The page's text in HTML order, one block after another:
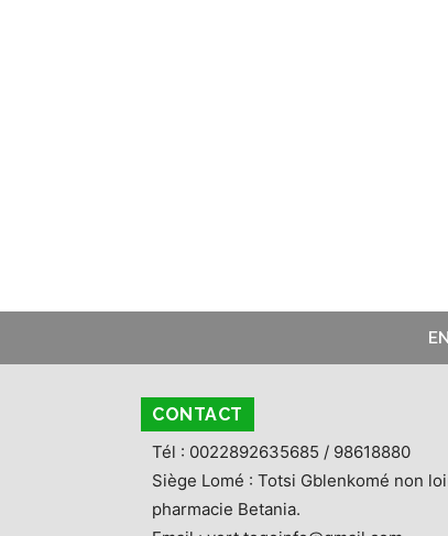
CONTACT
Tél : 0022892635685 / 98618880
Siège Lomé : Totsi Gblenkomé non
pharmacie Betania.